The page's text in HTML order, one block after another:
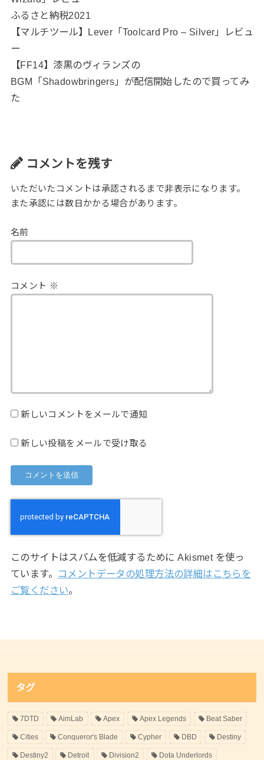
ふるさと納税2021
【マルチツール】Lever「Toolcard Pro – Silver」レビュ
ー
【FF14】漆黒のヴィランズの
BGM「Shadowbringers」が配信開始したので買ってみ
た
コメントを残す
いただいたコメントは承認されるまで非表示になります。
また承認には数日かかる場合があります。
名前
コメント ※
新しいコメントをメールで通知
新しい投稿をメールで受け取る
このサイトはスパムを低減するために Akismet を使っ
ています。
コメントデータの処理方法の詳細はこちらを
ご覧ください。
タグ
7DTD AimLab Apex Apex Legends Beat Saber
Cities Conqueror's Blade Cypher DBD Destiny
Destiny2 Detroit Division2 Dota Underlords